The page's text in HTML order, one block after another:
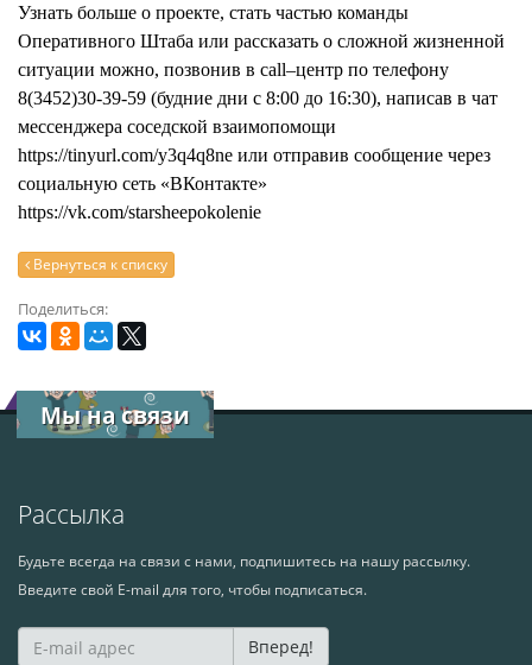
Узнать больше о проекте, стать частью команды
Оперативного Штаба или рассказать о сложной жизненной
ситуации можно, позвонив в call–центр по телефону
8(3452)30-39-59 (будние дни с 8:00 до 16:30), написав в чат
мессенджера соседской взаимопомощи
https://tinyurl.com/y3q4q8ne или отправив сообщение через
социальную сеть «ВКонтакте»
https://vk.com/starsheepokolenie
Вернуться к списку
Поделиться:
Мы на связи
Рассылка
Будьте всегда на связи с нами, подпишитесь на нашу рассылку.
Введите свой E-mail для того, чтобы подписаться.
Вперед!